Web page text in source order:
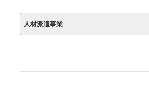
上
さ
か
(株) インディードリクルートパートナー
(株) インディードリクルートテクノロジー
人材派遣事業